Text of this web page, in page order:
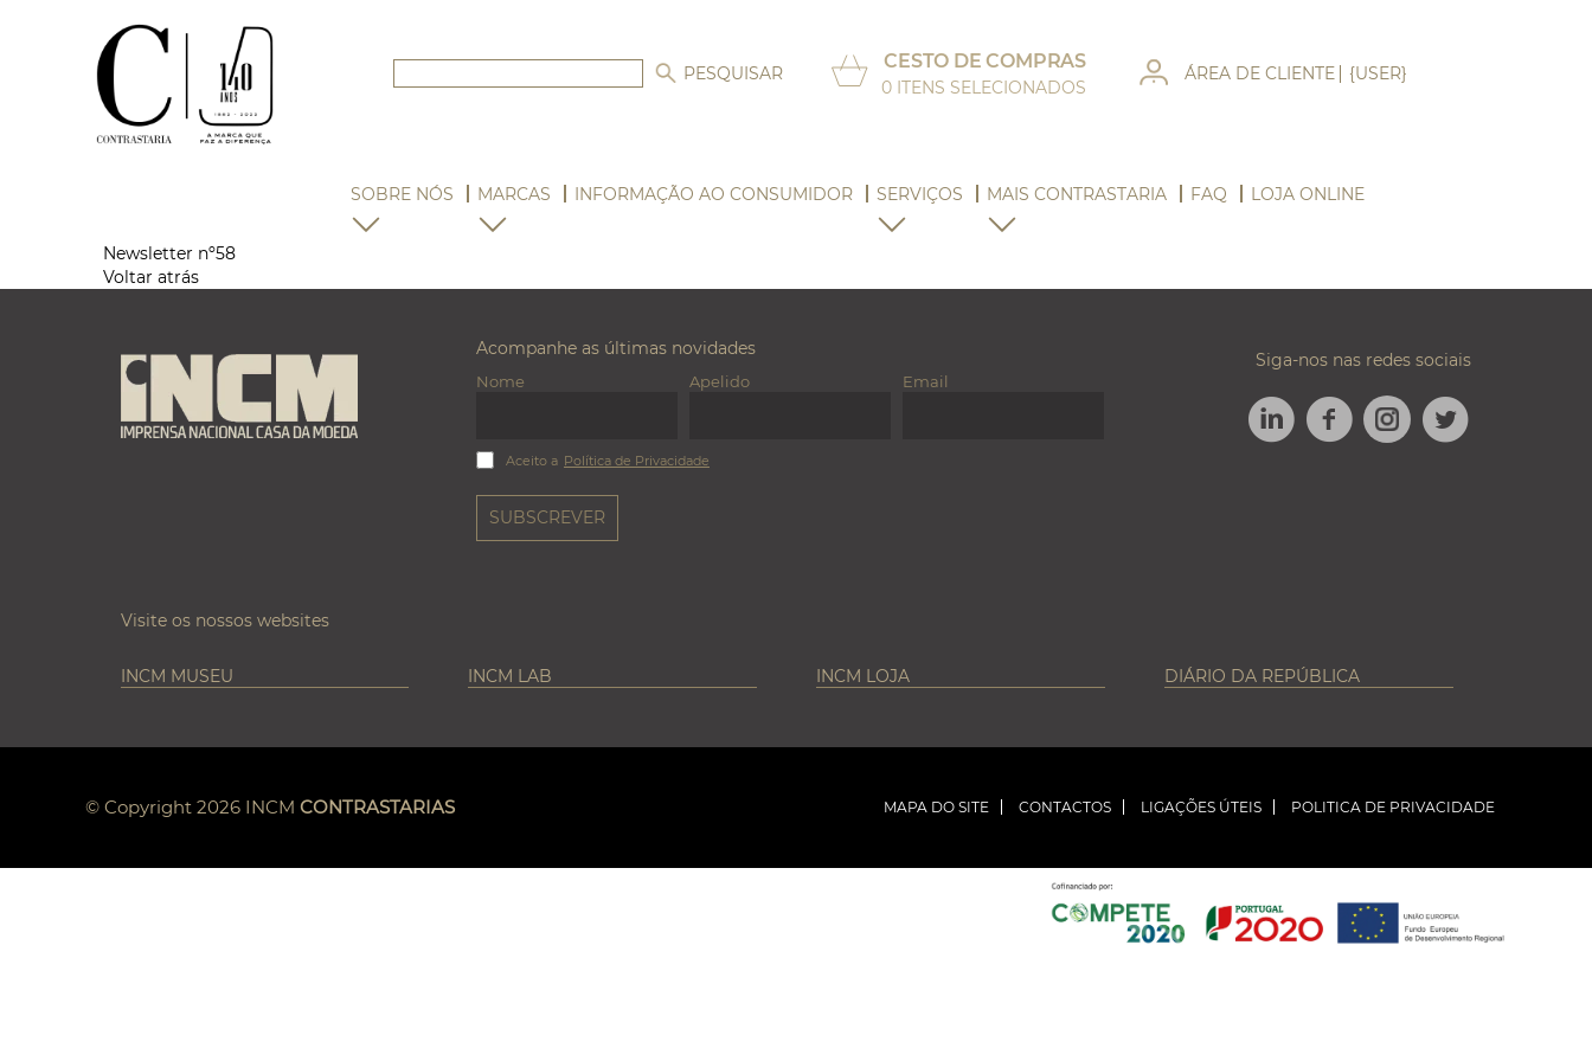
ÁREA DE CLIENTE {USER}
CESTO DE COMPRAS
0 ITENS SELECIONADOS
SOBRE NÓS MARCAS INFORMAÇÃO AO CONSUMIDOR SERVIÇOS MAIS CONTRASTARIA FAQ LOJA ONLINE
Newsletter nº58
Voltar atrás
Acompanhe as últimas novidades
Nome Apelido Email
Aceito a Política de Privacidade
Siga-nos nas redes sociais
LINKEDINFACEBOOK
INSTAGRAM
Visite os nossos websites
INCM MUSEU INCM LAB INCM LOJA DIÁRIO DA REPÚBLICA
MAPA DO SITE CONTACTOS LIGAÇÕES ÚTEIS POLITICA DE PRIVACIDADE
© Copyright 2026 INCM CONTRASTARIAS